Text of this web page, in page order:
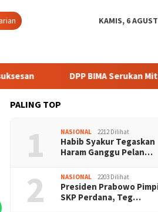
KAMIS, 6
DPP BIMA Serukan Mitigasi
PALING TOP
1 NASIONAL 2212 Dilihat
Habib Syakur Tegaskan
Haram Ganggu Pelan…
2 NASIONAL 2203 Dilihat
Presiden Prabowo
SKP Perdana, Teg…